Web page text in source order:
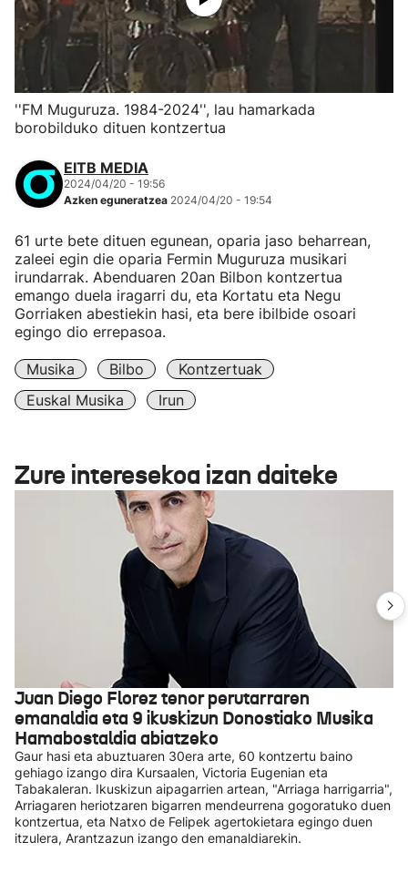
''FM Muguruza. 1984-2024'', lau hamarkada
borobilduko dituen kontzertua
EITB MEDIA
2024/04/20 - 19:56
Azken eguneratzea 2024/04/20 - 19:54
61 urte bete dituen egunean, oparia jaso beharrean,
zaleei egin die oparia Fermin Muguruza musikari
irundarrak. Abenduaren 20an Bilbon kontzertua
emango duela iragarri du, eta Kortatu eta Negu
Gorriaken abestiekin hasi, eta bere ibilbide osoari
egingo dio errepasoa.
Musika Bilbo
Kontzertuak
Euskal Musika
Irun
Zure interesekoa izan daiteke
Juan Diego Florez tenor perutarraren
emanaldia eta 9 ikuskizun Donostiako Musika
Hamabostaldia abiatzeko
Gaur hasi eta abuztuaren 30era arte, 60 kontzertu baino
gehiago izango dira Kursaalen, Victoria Eugenian eta
Tabakaleran. Ikuskizun aipagarrien artean, "Arriaga harrigarria",
Arriagaren heriotzaren bigarren mendeurrena gogoratuko duen
kontzertua, eta Natxo de Felipek agertokietara egingo duen
itzulera, Arantzazun izango den emanaldiarekin.